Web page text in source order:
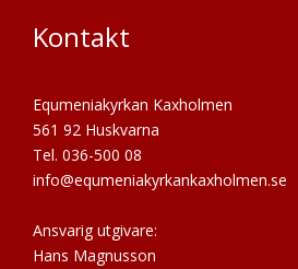
Kontakt
Equmeniakyrkan Kaxholmen
561 92 Huskvarna
Tel. 036-500 08
info@equmeniakyrkankaxholmen.se
Ansvarig utgivare:
Hans Magnusson